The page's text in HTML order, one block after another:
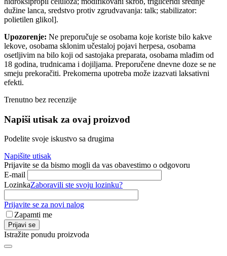
dužine lanca, sredstvo protiv zgrudvavanja: talk; stabilizator:
polietilen glikol].
Upozorenje: Ne preporučuje se osobama koje koriste bilo kakve
lekove, osobama sklonim učestaloj pojavi herpesa, osobama
osetljivim na bilo koji od sastojaka preparata, osobama mlađim od
18 godina, trudnicama i dojiljama. Preporučene dnevne doze se ne
smeju prekoračiti. Prekomerna upotreba može izazvati laksativni
efekti.
Trenutno bez recenzije
Napiši utisak za ovaj proizvod
Podelite svoje iskustvo sa drugima
Napišite utisak
Prijavite se da bismo mogli da vas obavestimo o odgovoru
E-mail
LozinkaZaboravili ste svoju lozinku?
Prijavite se za novi nalog
Zapamti me
Prijavi se
Istražite ponudu proizvoda